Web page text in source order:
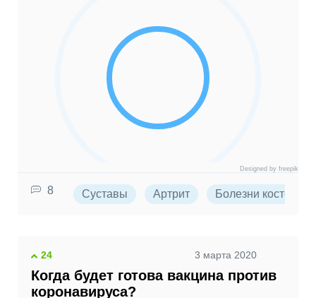
Designed by freepik
8 Суставы Артрит Болезни костей
24 3 марта 2020
Когда будет готова вакцина против
коронавируса?